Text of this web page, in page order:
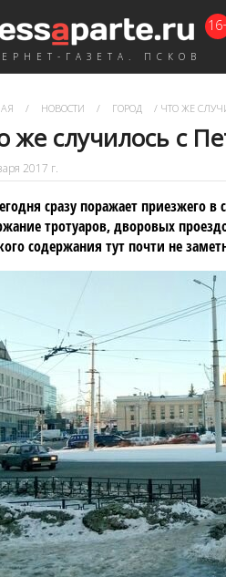
ГАЗЕТА. ПСКОВ
/ НОВОСТИ / ГОРОД / ЧТО ЖЕ
же случилось с
2017 г.
сразу поражает приезжего
тротуаров, дворовых
содержания тут почти не